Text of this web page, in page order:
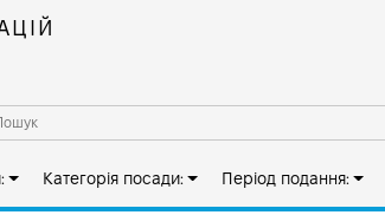
Категорія посади: Період подання: